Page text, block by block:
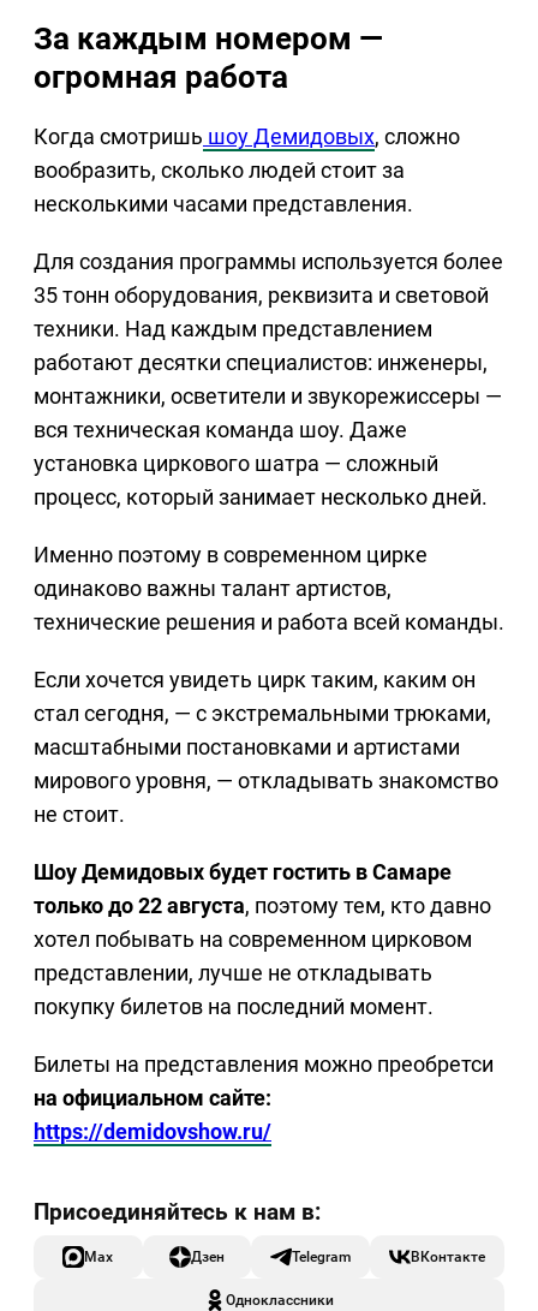
За каждым номером —
огромная работа
Когда смотришь шоу Демидовых, сложно
вообразить, сколько людей стоит за
несколькими часами представления.
Для создания программы используется более
35 тонн оборудования, реквизита и световой
техники. Над каждым представлением
работают десятки специалистов: инженеры,
монтажники, осветители и звукорежиссеры —
вся техническая команда шоу. Даже
установка циркового шатра — сложный
процесс, который занимает несколько дней.
Именно поэтому в современном цирке
одинаково важны талант артистов,
технические решения и работа всей команды.
Если хочется увидеть цирк таким, каким он
стал сегодня, — с экстремальными трюками,
масштабными постановками и артистами
мирового уровня, — откладывать знакомство
не стоит.
Шоу Демидовых будет гостить в Самаре
только до 22 августа, поэтому тем, кто давно
хотел побывать на современном цирковом
представлении, лучше не откладывать
покупку билетов на последний момент.
Билеты на представления можно преобретси
на официальном сайте:
https://demidovshow.ru/
Max Дзен Telegram ВКонтакте
Одноклассники